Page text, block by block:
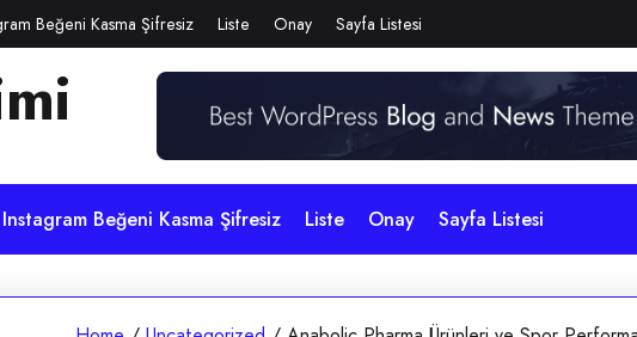
Beğeni Kasma Şifresiz Liste Onay Sayfa Listesi
Instagram Beğeni Kasma Şifresiz Liste Onay Sayfa Listesi